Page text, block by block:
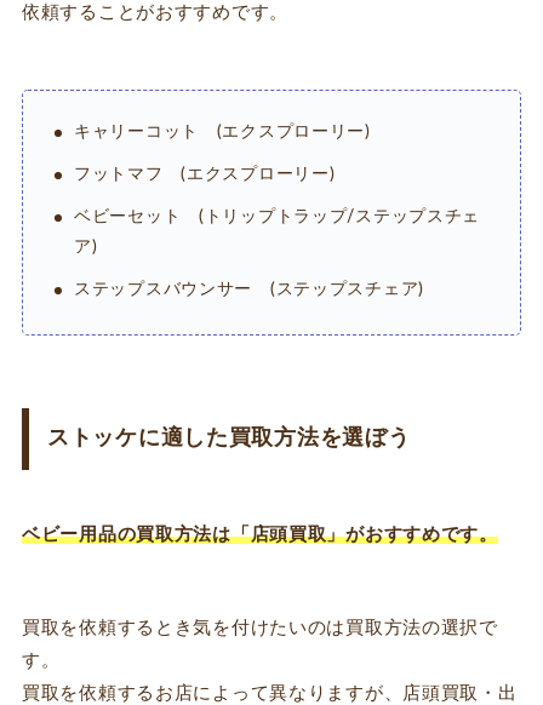
依頼することがおすすめです。
キャリーコット (エクスプローリー)
フットマフ (エクスプローリー)
ベビーセット (トリップトラップ/ステップスチェ
ア)
ステップスバウンサー (ステップスチェア)
ストッケに適した買取方法を選ぼう
ベビー用品の買取方法は「店頭買取」がおすすめです。
買取を依頼するとき気を付けたいのは買取方法の選択で
す。
買取を依頼するお店によって異なりますが、店頭買取・出